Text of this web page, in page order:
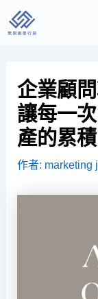
至
企業顧
讓每一
產的累積
作者: marketing